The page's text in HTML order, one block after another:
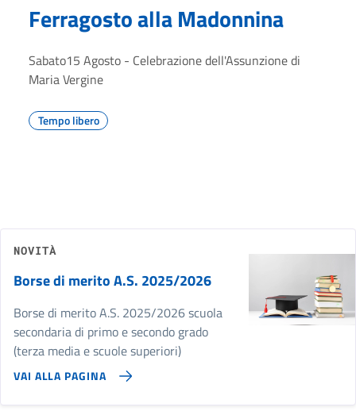
Ferragosto alla Madonnina
Sabato15 Agosto - Celebrazione dell'Assunzione di
Maria Vergine
Tempo libero
NOVITÀ
Borse di merito A.S. 2025/2026
Borse di merito A.S. 2025/2026 scuola
secondaria di primo e secondo grado
(terza media e scuole superiori)
VAI ALLA PAGINA